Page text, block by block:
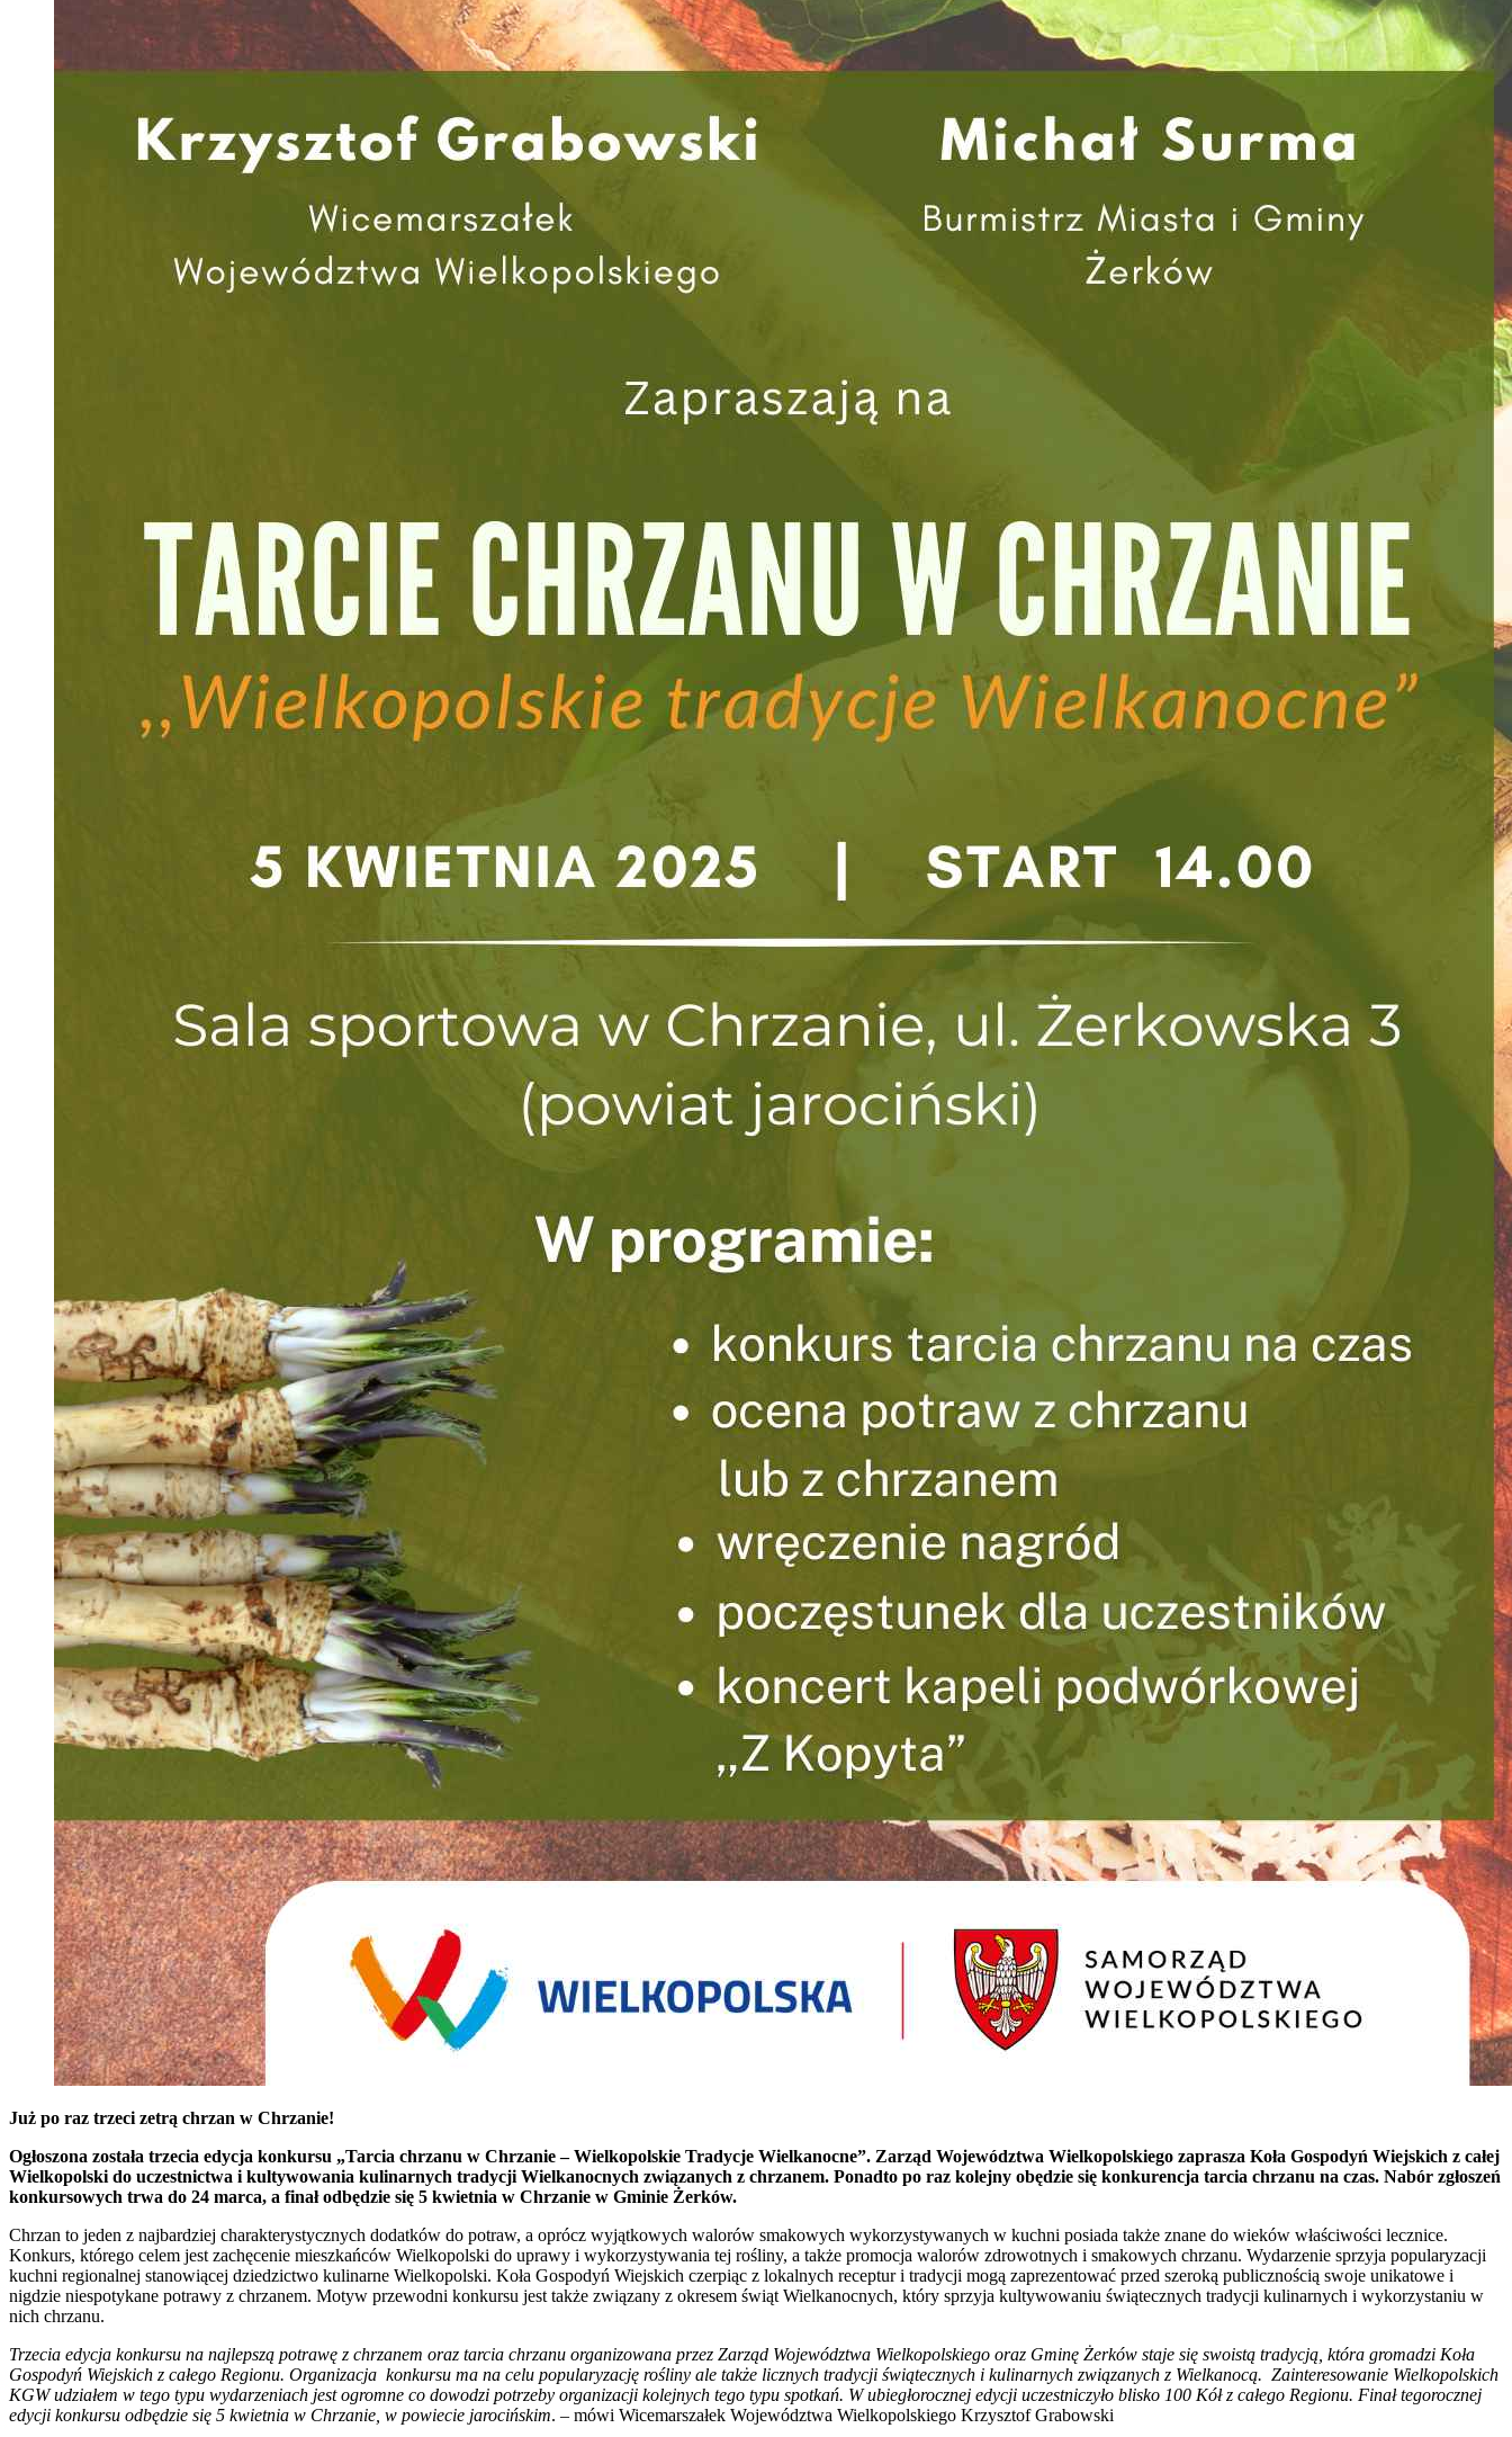
Już po raz trzeci zetrą chrzan w Chrzanie!
Ogłoszona została trzecia edycja konkursu „Tarcia chrzanu w Chrzanie – Wielkopolskie Tradycje Wielkanocne”. Zarząd Województwa Wielkopolskiego zaprasza Koła Gospodyń Wiejskich z całej
Wielkopolski do uczestnictwa i kultywowania kulinarnych tradycji Wielkanocnych związanych z chrzanem. Ponadto po raz kolejny obędzie się konkurencja tarcia chrzanu na czas. Nabór zgłoszeń
konkursowych trwa do 24 marca, a finał odbędzie się 5 kwietnia w Chrzanie w Gminie Żerków.
Chrzan to jeden z najbardziej charakterystycznych dodatków do potraw, a oprócz wyjątkowych walorów smakowych wykorzystywanych w kuchni posiada także znane do wieków właściwości lecznice.
Konkurs, którego celem jest zachęcenie mieszkańców Wielkopolski do uprawy i wykorzystywania tej rośliny, a także promocja walorów zdrowotnych i smakowych chrzanu. Wydarzenie sprzyja popularyzacji
kuchni regionalnej stanowiącej dziedzictwo kulinarne Wielkopolski. Koła Gospodyń Wiejskich czerpiąc z lokalnych receptur i tradycji mogą zaprezentować przed szeroką publicznością swoje unikatowe i
nigdzie niespotykane potrawy z chrzanem. Motyw przewodni konkursu jest także związany z okresem świąt Wielkanocnych, który sprzyja kultywowaniu świątecznych tradycji kulinarnych i wykorzystaniu w
nich chrzanu.
Trzecia edycja konkursu na najlepszą potrawę z chrzanem oraz tarcia chrzanu organizowana przez Zarząd Województwa Wielkopolskiego oraz Gminę Żerków staje się swoistą tradycją, która gromadzi Koła
Gospodyń Wiejskich z całego Regionu. Organizacja konkursu ma na celu popularyzację rośliny ale także licznych tradycji świątecznych i kulinarnych związanych z Wielkanocą. Zainteresowanie Wielkopolskich
KGW udziałem w tego typu wydarzeniach jest ogromne co dowodzi potrzeby organizacji kolejnych tego typu spotkań. W ubiegłorocznej edycji uczestniczyło blisko 100 Kół z całego Regionu. Finał tegorocznej
edycji konkursu odbędzie się 5 kwietnia w Chrzanie, w powiecie jarocińskim. – mówi Wicemarszałek Województwa Wielkopolskiego Krzysztof Grabowski